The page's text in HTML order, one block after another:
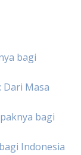
bagi
Dari Masa
bagi
Indonesia